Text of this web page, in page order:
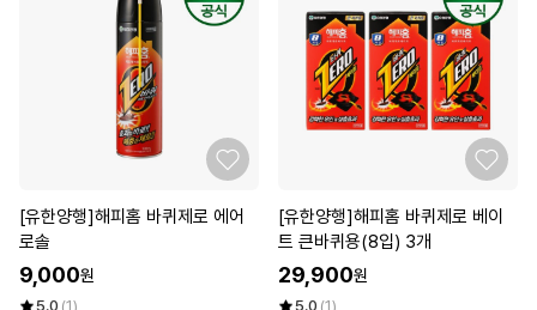
[유한양행]해피홈 바퀴제로 에어
로솔
9,000원
5.0 (1)
[유한양행]해피홈 바퀴제로 베이
트 큰바퀴용(8입) 3개
29,900원
5.0 (1)